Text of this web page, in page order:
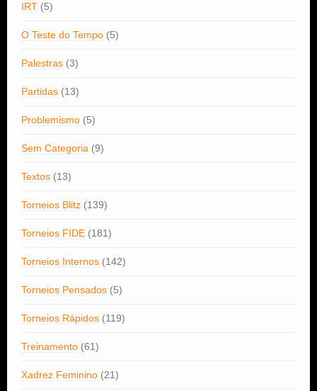
IRT (5)
O Teste do Tempo (5)
Palestras (3)
Partidas (13)
Problemismo (5)
Sem Categoria (9)
Textos (13)
Torneios Blitz (139)
Torneios FIDE (181)
Torneios Internos (142)
Torneios Pensados (5)
Torneios Rápidos (119)
Treinamento (61)
Xadrez Feminino (21)